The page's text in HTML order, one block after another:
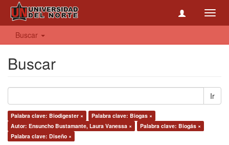
Buscar
Buscar
Ir
Palabra clave: Biodigester ×
Palabra clave: Biogas ×
Autor: Ensuncho Bustamante, Laura Vanessa ×
Palabra clave: Biogás ×
Palabra clave: Diseño ×